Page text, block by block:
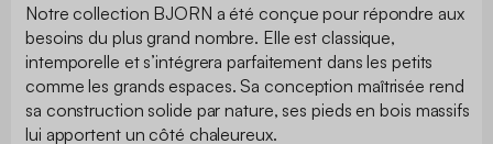
Notre collection BJORN a été conçue pour répondre aux
besoins du plus grand nombre. Elle est classique,
intemporelle et s’intégrera parfaitement dans les petits
comme les grands espaces. Sa conception maîtrisée rend
sa construction solide par nature, ses pieds en bois massifs
lui apportent un côté chaleureux.